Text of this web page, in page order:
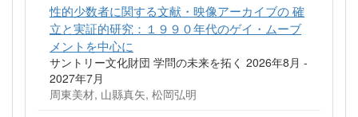
性的少数者に関する文献・映像アーカイブの 確
立と実証的研究：１９９０年代のゲイ・ムーブ
メントを中心に
サントリー文化財団 学問の未来を拓く 2026年8月 -
2027年7月
周東美材, 山縣真矢, 松岡弘明